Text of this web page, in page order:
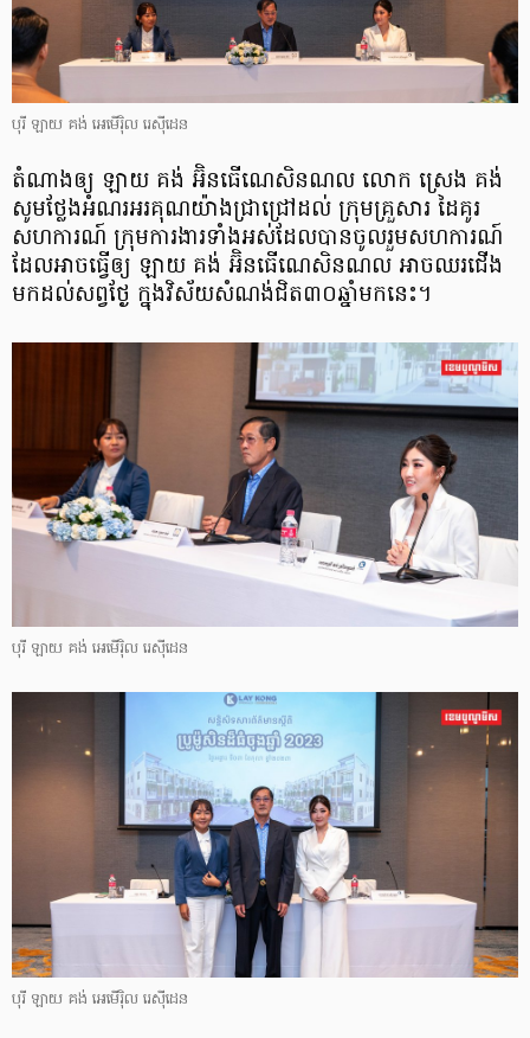
បុរី ឡាយ គង់ អេមើរ៉ិល រេស៊ីដេន
តំណាងឲ្យ ឡាយ គង់ អ៊ិនធើណេសិនណល លោក ស្រេង គង់
សូមថ្លែងអំណរអរគុណយ៉ាងជ្រាជ្រៅដល់ ក្រុមគ្រួសារ ដៃគូរ
សហការណ៍ ក្រុមការងារទាំងអស់ដែលបានចូលរួមសហការណ៍
ដែលអាចធ្វើឲ្យ ឡាយ គង់ អ៊ិនធើណេសិនណល អាចឈរជើង
មកដល់សព្វថ្ងែ ក្នុងវិស័យសំណង់ជិត៣០ឆ្នាំមកនេះ។
បុរី ឡាយ គង់ អេមើរ៉ិល រេស៊ីដេន
បុរី ឡាយ គង់ អេមើរ៉ិល រេស៊ីដេន